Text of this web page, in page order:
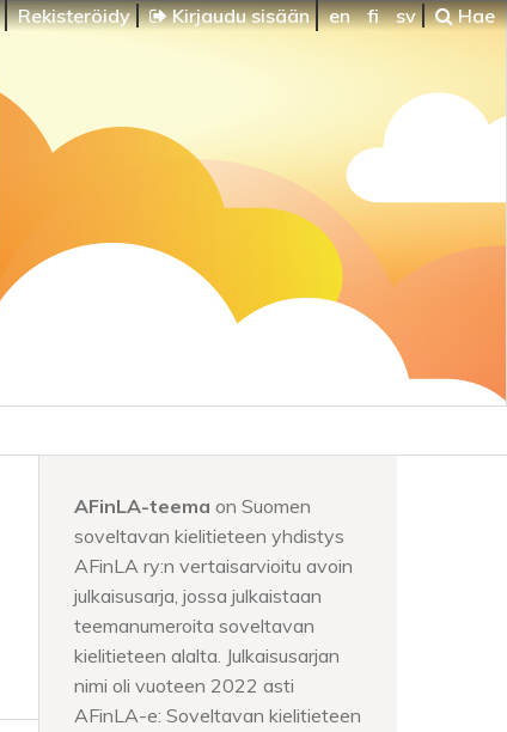
Rekisteröidy Kirjaudu sisään en fi sv Hae
AFinLA-teema on Suomen
soveltavan kielitieteen yhdistys
AFinLA ry:n vertaisarvioitu avoin
julkaisusarja, jossa julkaistaan
teemanumeroita soveltavan
kielitieteen alalta. Julkaisusarjan
nimi oli vuoteen 2022 asti
AFinLA-e: Soveltavan kielitieteen